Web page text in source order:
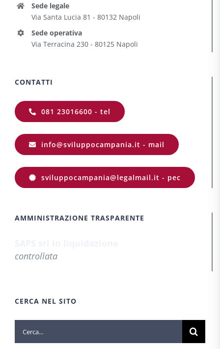
Sede legale
Via Santa Lucia 81 - 80132 Napoli
Sede operativa
Via Terracina 230 - 80125 Napoli
CONTATTI
081 23016600 - tel
info@sviluppocampania.it - mail
sviluppocampania@legalmail.it - pec
AMMINISTRAZIONE TRASPARENTE
controllata
CERCA NEL SITO